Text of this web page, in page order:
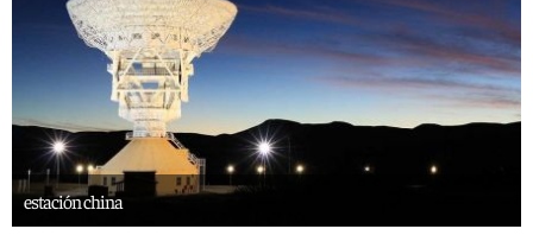
estación china